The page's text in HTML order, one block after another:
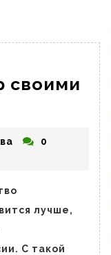
своими
Екатерина
0
лучше,
С такой